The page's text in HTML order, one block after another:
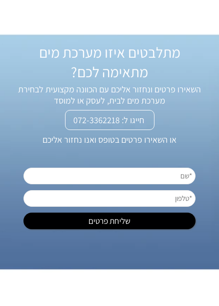
מתלבטים איזו מערכת מים
מתאימה לכם?
השאירו פרטים ונחזור אליכם עם הכוונה מקצועית לבחירת
מערכת מים לבית, לעסק או למוסד
חייגו ל: 072-3362218
או השאירו פרטים בטופס ואנו נחזור אליכם